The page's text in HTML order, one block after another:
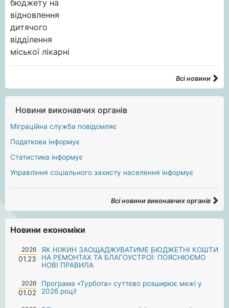
Всі новини
Новини виконавчих органів
Міграційна служба повідомляє
Податкова інформує
Статистика інформує
Управління соціального захисту населення інформує
Всі новини виконавчих органів
Новини економіки
2026
01.23
ЯК НІЖИН ЗАОЩАДЖУВАТИМЕ БЮДЖЕТНІ КОШТИ
НА РЕМОНТАХ ТА БЛАГОУСТРОЇ: ПОЯСНЮЄМО
НОВІ ПРАВИЛА
2026
01.02
Програма «Турбота» суттєво розширює межі у
2026 році!